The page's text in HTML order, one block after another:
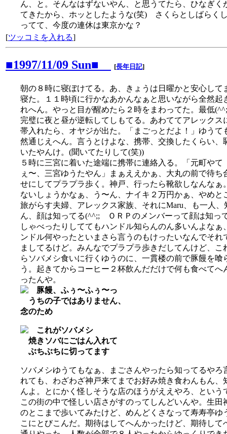
ん、と。そんなはずないやん、と思うてたら、ひなぎく
てきたから、ホッとしたような(笑) さくらとしばらく
ってて、今度の連休は東京かな？
[ツッコミを入れる]
■1997/11/09 Sun■ [長年日記]
朝の８時に寝ぼけてる。あ、きょうは日曜かと安心して
寝た。１１時頃に行かなあかんなぁと思いながら全然起
れへん。やっと目が醒めたら２時をまわってた。最低
完璧に夜と昼が逆転してしもてる。あわててアレックス
帯入れたら、オヤジが出た。「まごっとだよ！」ゆうて
然通じえへん。言うとけよな、携帯、交換したくらい、
いたやんけ。(聞いてたりして(笑))
５時に三宮に着いた途端に携帯に連絡入る。「元町やて
ぇ〜、三宮ゆうたやん」まぁええかぁ、大丸の前で待ち
せにしてプラプラ歩く。神戸、行ったら靴欲しなんなぁ
ないしょうかなぁ、う〜ん、ナイキ２万円かぁ、やめと
旅がらす夫婦、アレックス家族、それにMaru、も一人、
ん、顔は知ってる(^^;; ＯＲＰのメンバーって顔は知っ
しゃべったりしててもハンドル知らんのん多いんよなぁ
ンドル何やったといまさら言うのもけったいなんでそれ
ましてるけど。みんなでプラプラ歩きだしてんけど、こ
らソバメシ食いに行くゆうのに、一貫楼の前で豚饅を喰
う。起きてからコーヒー２杯飲んだだけで何も食べてへ
ったんや。
豚饅、ふぅ〜ふぅ〜っ
うちの子ではありません、
念のため
これがソバメシ
焼きソバにごはん入れて
ぶちぶちに切ってます
ソバメシゆうてもなぁ、まごさんやったら知ってるやろ
れても、わざわざ神戸来てまでお好み焼き食わんもん、
んよ。とにかく怪しそうな店のほうがええやろ、という
この街の中で怪しい店さがすのってしんどいんや。生田
のとこまで歩いてみたけど、めんどくさなって寿寿亭ゆ
こにとびこんだ。期待はしてへんかったけど、期待して